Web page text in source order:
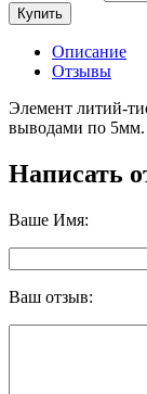
Купить
Описание
Отзывы
Элемент литий-
выводами по 5мм.
Написать
Ваше Имя:
Ваш отзыв: